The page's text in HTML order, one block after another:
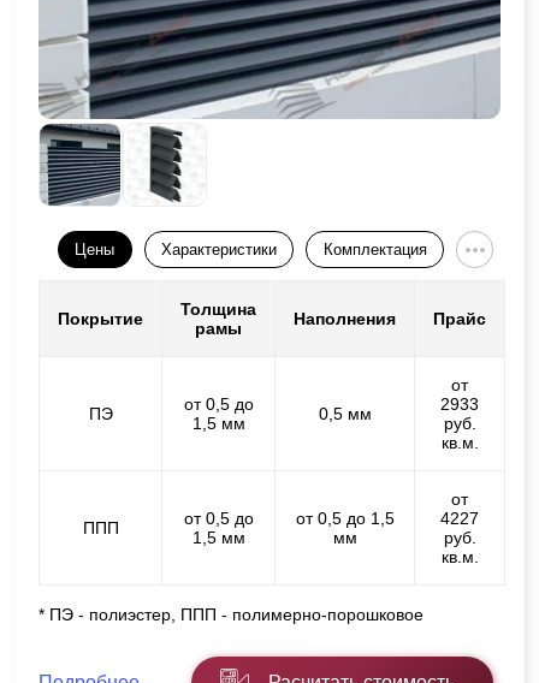
Цены Характеристики Комплектация
Покрытие
Толщина
рамы
Наполнения Прайс
ПЭ
от 0,5 до
1,5 мм
0,5 мм
от
2933
руб.
кв.м.
ППП
от 0,5 до
1,5 мм
от 0,5 до 1,5
мм
от
4227
руб.
кв.м.
* ПЭ - полиэстер, ППП - полимерно-порошковое